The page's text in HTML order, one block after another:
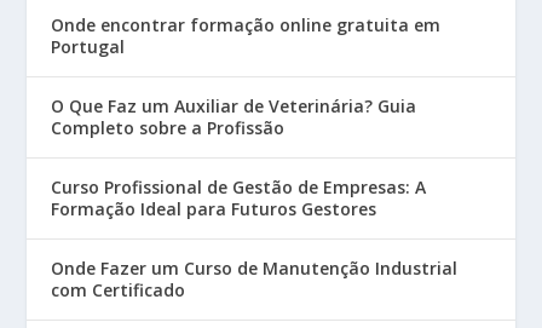
Onde encontrar formação online gratuita em
Portugal
O Que Faz um Auxiliar de Veterinária? Guia
Completo sobre a Profissão
Curso Profissional de Gestão de Empresas: A
Formação Ideal para Futuros Gestores
Onde Fazer um Curso de Manutenção Industrial
com Certificado